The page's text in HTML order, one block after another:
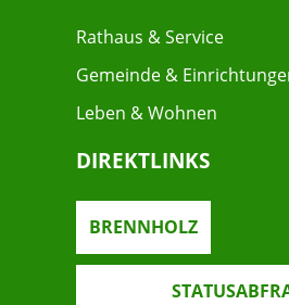
Rathaus & Service
Gemeinde &
Leben & Wohnen
DIREKTLINKS
BRENNHOLZ